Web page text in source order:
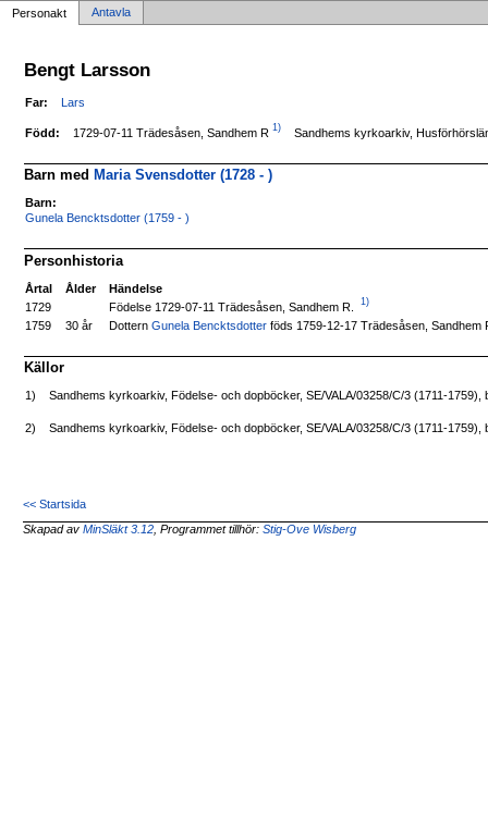
Personakt Antavla
Bengt Larsson
Far: Lars
Född: 1729-07-11 Trädesåsen, Sandhem R 1) Sandhems kyrkoarkiv,
Barn med Maria Svensdotter (1728 - )
Barn:
Gunela Bencktsdotter (1759 - )
Personhistoria
Årtal Ålder
Händelse
1729
Födelse 1729-07-11 Trädesåsen, Sandhem R. 1)
1759 30 år DotternGunela Bencktsdotter föds 1759-12-17 Trädesåsen, Sandhem
Källor
1) Sandhems kyrkoarkiv, Födelse- och dopböcker, SE/VALA/03258/C/3 (1711-1759),
2) Sandhems kyrkoarkiv, Födelse- och dopböcker, SE/VALA/03258/C/3 (1711-1759),
<< Startsida
Skapad avMinSläkt 3.12 , Programmet tillhör:Stig-Ove Wisberg